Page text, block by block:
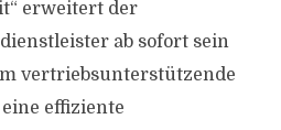
erweitert der
ab sofort sein
vertriebsunterstützende
effiziente